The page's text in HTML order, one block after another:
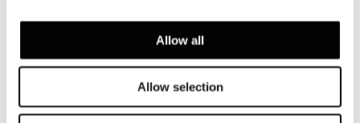
Allow all
Allow selection
SHARE IMPRIMIR DOWNLOAD PDF
REGRESAR A LA LISTA DE NOTICIAS